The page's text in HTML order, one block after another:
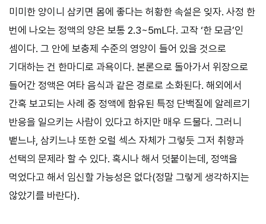
미미한 양이니 삼키면 몸에 좋다는 허황한 속설은 잊자. 사정 한
번에 나오는 정액의 양은 보통 2.3~5mL다. 고작 ‘한 모금’인
셈이다. 그 안에 보충제 수준의 영양이 들어 있을 것으로
기대하는 건 한마디로 과욕이다. 본론으로 돌아가서 위장으로
들어간 정액은 여타 음식과 같은 경로로 소화된다. 해외에서
간혹 보고되는 사례 중 정액에 함유된 특정 단백질에 알레르기
반응을 일으키는 사람이 있다고 하지만 매우 드물다. 그러니
뱉느냐, 삼키느냐 또한 오럴 섹스 자체가 그렇듯 그저 취향과
선택의 문제라 할 수 있다. 혹시나 해서 덧붙이는데, 정액을
먹었다고 해서 임신할 가능성은 없다(정말 그렇게 생각하지는
않았기를 바란다).